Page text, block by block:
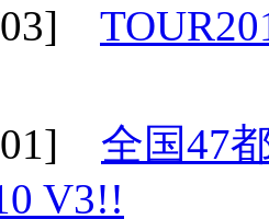
03]
01] 全国47
V3!!